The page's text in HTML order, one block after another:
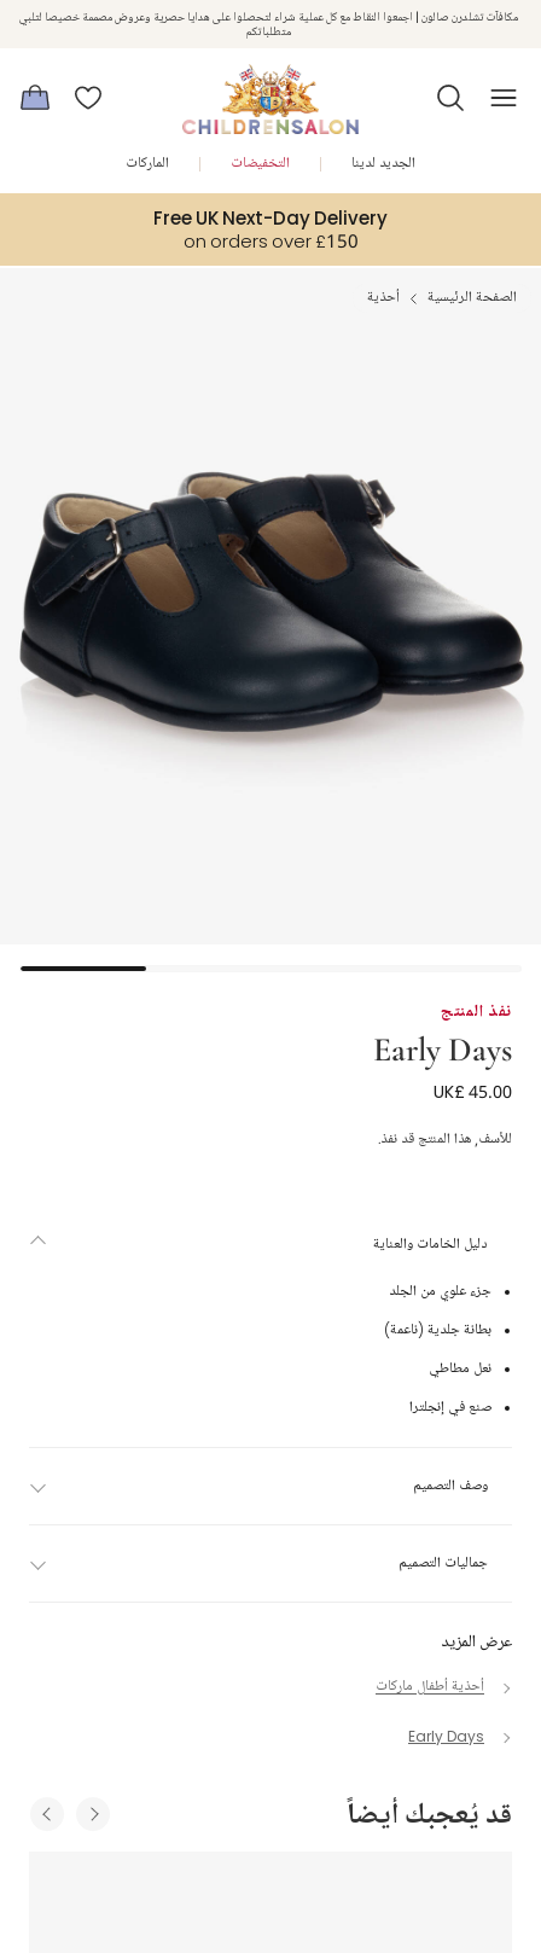
استمتعوا بخصم 10% على طلبيتكم الأولى كهدية ترحيب. سجلوا من هنا
مكافآت تشلدرن صالون | اجمعوا النقاط مع كل عملية شراء لتحصلوا على هدايا حصرية وعروض مصممة خصيصا لتلبي
متطلباتكم
Free UK Next-Day Delivery
on orders over £150
الجديد لدينا التخفيضات الماركات
الصفحة الرئيسية أحذية
نفذ المنتج
Early Days
حذاء بسير جلد لون كحلي
UK£ 45.00
للأسف, هذا المنتج قد نفذ.
عرض المزيد
أحذية أطفال ماركات
Early Days
دليل الخامات والعناية
جزء علوي من الجلد
بطانة جلدية (ناعمة)
نعل مطاطي
صنع في إنجلترا
وصف التصميم
جماليات التصميم
قد يُعجبك أيضاً